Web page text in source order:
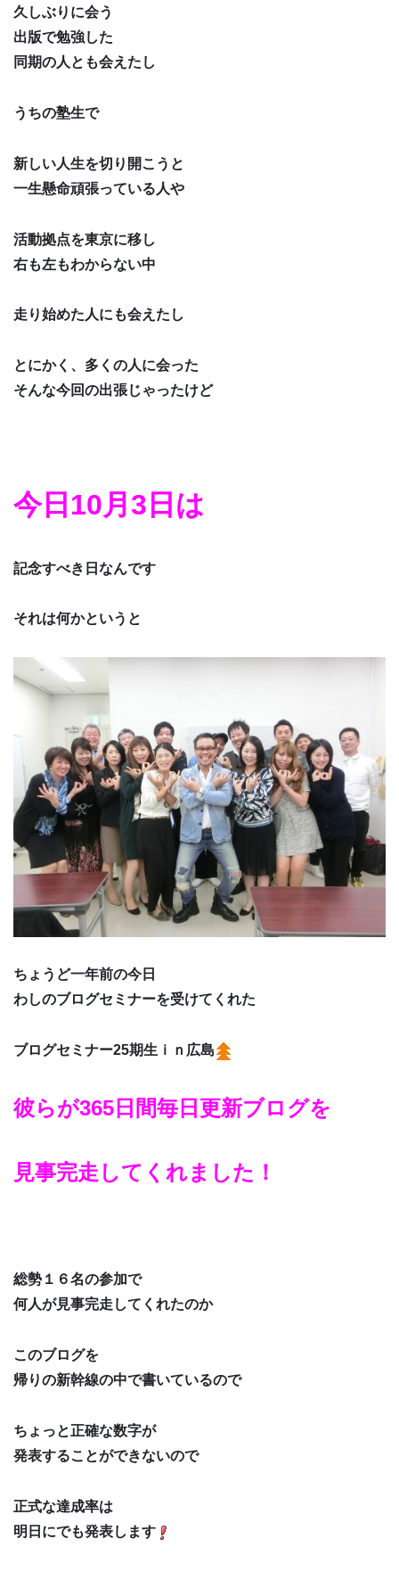
久しぶりに会う
出版で勉強した
同期の人とも会えたし
うちの塾生で
新しい人生を切り開こうと
一生懸命頑張っている人や
活動拠点を東京に移し
右も左もわからない中
走り始めた人にも会えたし
とにかく、多くの人に会った
そんな今回の出張じゃったけど
今日10月3日は
記念すべき日なんです
それは何かというと
ちょうど一年前の今日
わしのブログセミナーを受けてくれた
ブログセミナー25期生ｉｎ広島
彼らが365日間毎日更新ブログを
見事完走してくれました！
総勢１６名の参加で
何人が見事完走してくれたのか
このブログを
帰りの新幹線の中で書いているので
ちょっと正確な数字が
発表することができないので
正式な達成率は
明日にでも発表します